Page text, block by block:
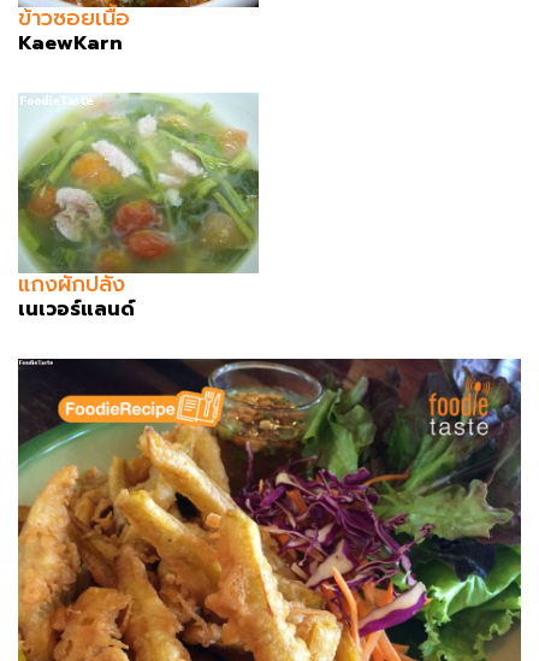
ข้าวซอยเนื้อ
KaewKarn
แกงผักปลัง
เนเวอร์แลนด์